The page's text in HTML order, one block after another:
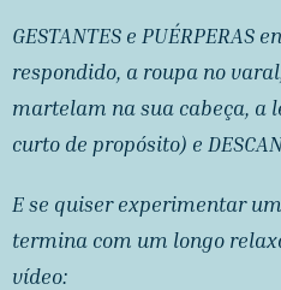
GESTANTES e
respondido, a roupa no
martelam na sua cabeça, a
curto de propósito) e
E se quiser experimentar
termina com um longo
vídeo: